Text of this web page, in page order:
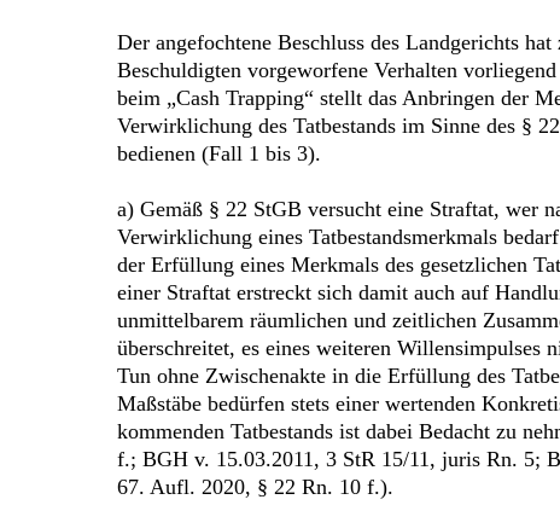
Der angefochtene Beschluss des Landgerichts
Beschuldigten vorgeworfene Verhalten
beim „Cash Trapping“ stellt das Anbringen der
Verwirklichung des Tatbestands im Sinne des §
bedienen (Fall 1 bis 3).
a) Gemäß § 22 StGB versucht eine Straftat, wer
Verwirklichung eines Tatbestandsmerkmals
der Erfüllung eines Merkmals des gesetzlichen
einer Straftat erstreckt sich damit auch auf
unmittelbarem räumlichen und zeitlichen
überschreitet, es eines weiteren Willensimpulses
Tun ohne Zwischenakte in die Erfüllung des
Maßstäbe bedürfen stets einer wertenden
kommenden Tatbestands ist dabei Bedacht zu
f.; BGH v. 15.03.2011, 3 StR 15/11, juris Rn. 5;
67. Aufl. 2020, § 22 Rn. 10 f.).